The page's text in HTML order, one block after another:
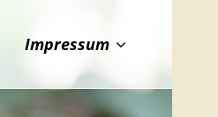
Impressum